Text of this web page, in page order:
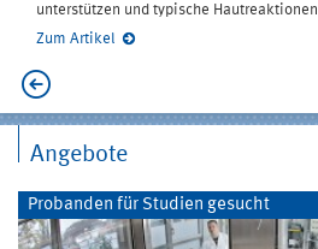
unterstützen und typische
Zum Artikel
Angebote
Probanden für Studien gesucht